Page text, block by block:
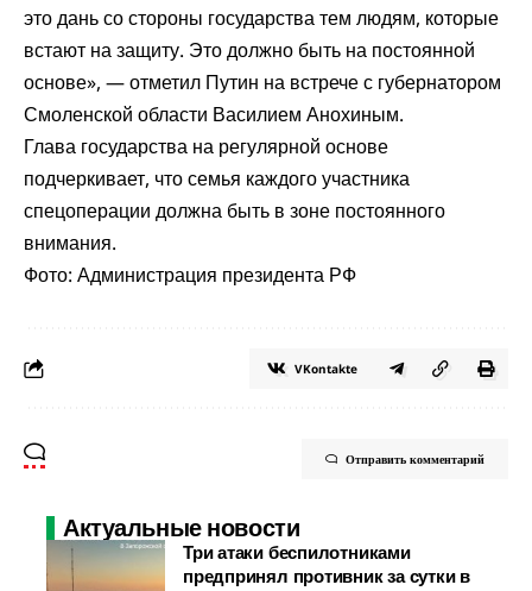
это дань со стороны государства тем людям, которые
встают на защиту. Это должно быть на постоянной
основе», — отметил Путин на встрече с губернатором
Смоленской области Василием Анохиным.
Глава государства на регулярной основе
подчеркивает, что семья каждого участника
спецоперации должна быть в зоне постоянного
внимания.
Фото: Администрация президента РФ
VKontakte
Отправить комментарий
Актуальные новости
Три атаки беспилотниками
предпринял противник за сутки в